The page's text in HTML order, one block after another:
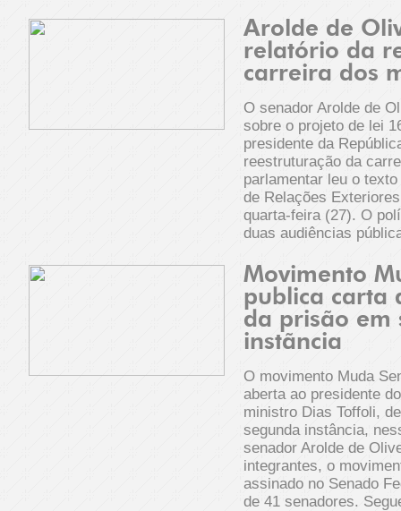
Arolde de
relatório da
carreira dos
O senador Arolde de
sobre o projeto de lei
presidente da
reestruturação da
parlamentar leu o
de Relações
quarta-feira (27). O
duas audiências
Movimento
publica carta
da prisão em
instãncia
O movimento Muda
aberta ao presidente
ministro Dias Toffoli,
segunda instância,
senador Arolde de
integrantes, o
assinado no Senado
de 41 senadores.